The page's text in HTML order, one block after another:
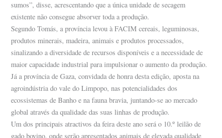
sumos”, disse, acrescentando que a única unidade de secagem
existente não consegue absorver toda a produção.
Segundo Tomás, a província levou à FACIM cereais, leguminosas,
produtos minerais, madeira, animais e produtos processados,
sinalizando a diversidade de recursos disponíveis e a necessidade de
maior capacidade industrial para impulsionar o aumento da produção.
Já a província de Gaza, convidada de honra desta edição, aposta na
agroindústria do vale do Limpopo, nas potencialidades dos
ecossistemas de Banho e na fauna bravia, juntando-se ao mercado
global através da qualidade das suas linhas de produção.
Um dos principais atractivos da feira deste ano será o 10.º leilão de
gado bovino, onde serão apresentados animais de elevada qualidade